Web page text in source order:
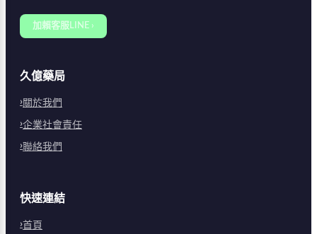
加賴客服LINE ›
久億藥局
關於我們
企業社會責任
聯絡我們
快速連結
首頁